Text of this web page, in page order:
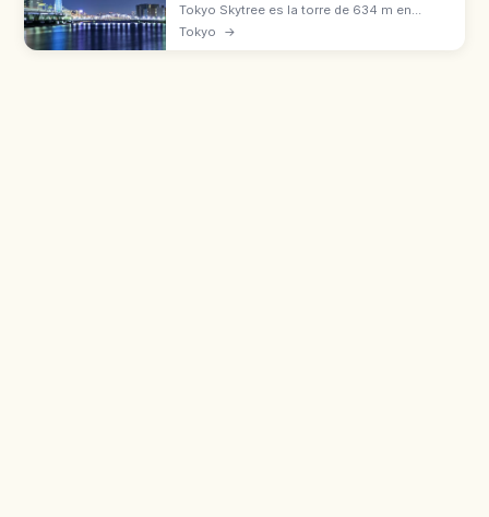
Tokyo Skytree es la torre de 634 m en
Sumida (Tokio), una de las más altas del
mundo desde 2012. Tembō Deck a 350 m y
Tokyo →